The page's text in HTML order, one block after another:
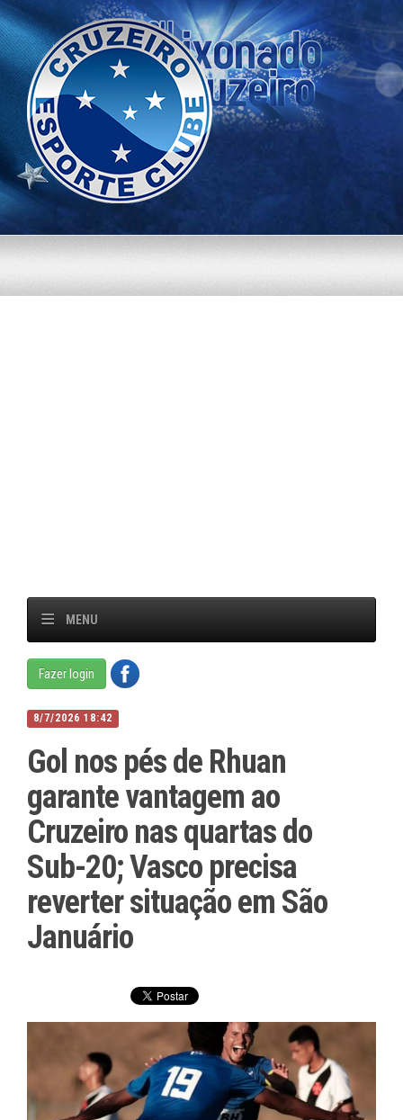
MENU
Fazer login
8/7/2026 18:42
Gol nos pés de Rhuan
garante vantagem ao
Cruzeiro nas quartas do
Sub-20; Vasco precisa
reverter situação em São
Januário